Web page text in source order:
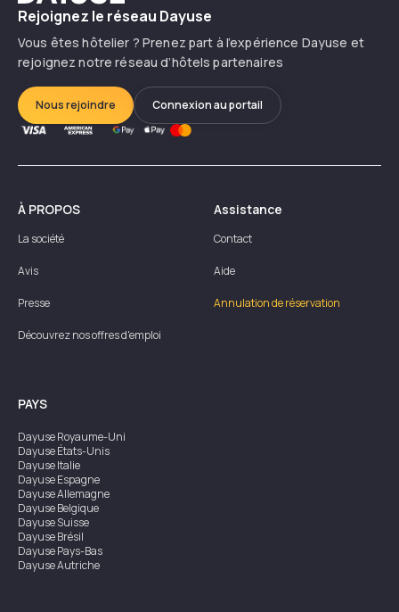
Rejoignez le réseau Dayuse
Vous êtes hôtelier ? Prenez part à l’expérience Dayuse et
rejoignez notre réseau d’hôtels partenaires
Nous rejoindre Connexion au portail
À PROPOS
La société
Avis
Presse
Découvrez nos offres d'emploi
Assistance
Contact
Aide
Annulation de réservation
PAYS
DayuseRoyaume-Uni
DayuseÉtats-Unis
DayuseItalie
DayuseEspagne
DayuseAllemagne
DayuseBelgique
DayuseSuisse
DayuseBrésil
DayusePays-Bas
DayuseAutriche